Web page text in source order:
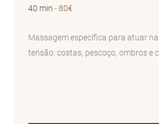
40 min -80€
Massagem específica para atuar
tensão: costas, pescoço, ombros e